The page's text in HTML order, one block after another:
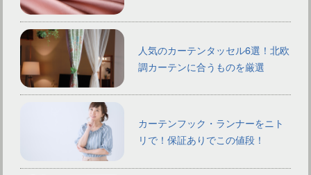
人気のカーテンタッセル6選！北欧
調カーテンに合うものを厳選
カーテンフック・ランナーをニト
リで！保証ありでこの値段！